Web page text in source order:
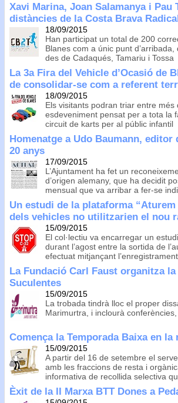
Xavi Marina, Joan Salamanya i
distàncies de la Costa Brava
18/09/2015
Han participat un total de 200
Blanes com a únic punt
des de Cadaqués, Tamariu i Tossa
La 3a Fira del Vehicle d’Ocasió de
de consolidar-se com a referent
18/09/2015
Els visitants podran triar entre
esdeveniment pensat per a tota la
circuit de karts per al públic infantil
Homenatge a Udo Baumann,
20 anys
17/09/2015
L’Ajuntament ha fet un
d’origen alemany, que ha decidit
mensual que va arribar a fer-se
Un estudi de la plataforma
dels vehicles no utilitzarien el nou
15/09/2015
El col·lectiu va encarregar un
durant l’agost entre la sortida de
efectuat mitjançant
La Fundació Carl Faust organitza
Suculentes
15/09/2015
La trobada tindrà lloc el proper
Marimurtra, i inclourà
Comença la Temporada Baixa en
15/09/2015
A partir del 16 de setembre el
amb les fraccions de resta i
informativa de recollida selectiva
Èxit de la II Marxa BTT Dones a